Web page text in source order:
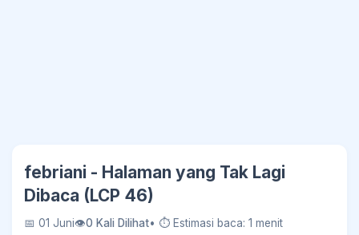
febriani - Halaman yang Tak Lagi
Dibaca (LCP 46)
📅 01 Juni👁0 Kali Dilihat• ⏱ Estimasi baca: 1 menit